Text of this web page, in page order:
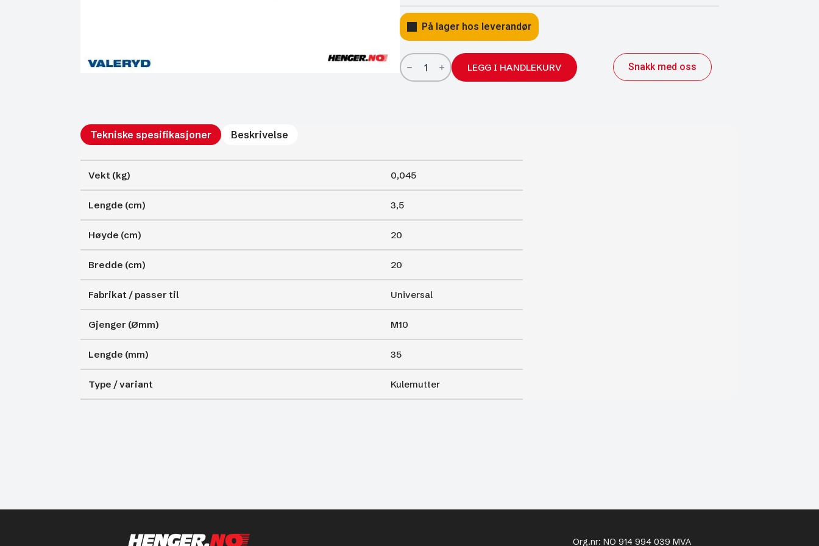
På lager hos leverandør
Kulemutter
lang
M10
LEGG I HANDLEKURV Snakk med oss
Tekniske spesifikasjoner Beskrivelse
Vekt (kg) 0,045
Lengde (cm) 3,5
Høyde (cm) 20
Bredde (cm) 20
Fabrikat / passer til Universal
Gjenger (Ømm) M10
Lengde (mm) 35
Type / variant Kulemutter
Org.nr: NO 914 994 039 MVA